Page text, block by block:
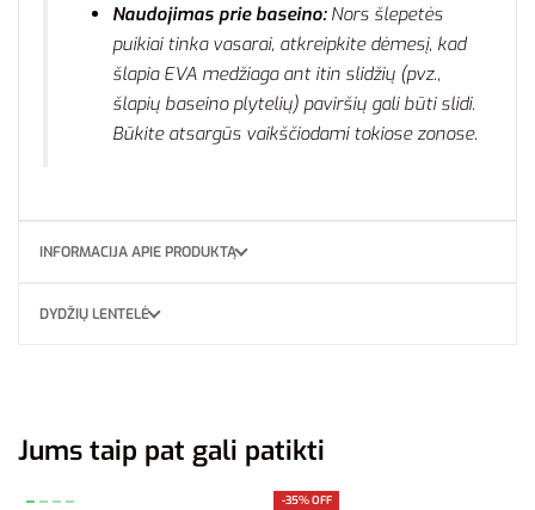
Naudojimas prie baseino:Nors šlepetės
puikiai tinka vasarai, atkreipkite dėmesį, kad
šlapia EVA medžiaga ant itin slidžių (pvz.,
šlapių baseino plytelių) paviršių gali būti slidi.
Būkite atsargūs vaikščiodami tokiose zonose.
INFORMACIJA APIE PRODUKTĄ
DYDŽIŲ LENTELĖ
Jums taip pat gali patikti
-35% OFF